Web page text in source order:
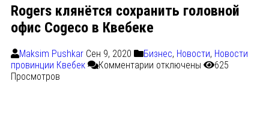
Rogers клянётся сохранить головной
офис Cogeco в Квебеке
Maksim Pushkar Сен 9, 2020 Бизнес, Новости, Новости
провинции Квебек
Комментарии отключены
625
Просмотров